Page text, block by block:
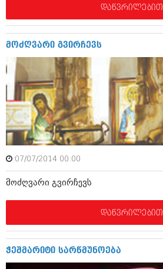
დეკემბერი 2017 (243)
სექტემბერი 2017 (261)
ივლისი 2017 (233)
ივნისი 2017 (265)
მაისი 2017 (216)
აპრილი 2017 (220)
მარტი 2017 (212)
თებერვალი 2017 (205)
იანვარი 2017 (246)
დეკემბერი 2016 (207)
ნოემბერი 2016 (207)
ოქტომბერი 2016 (257)
სექტემბერი 2016 (224)
ივნისი 2016 (221)
მაისი 2016 (261)
აპრილი 2016 (215)
მარტი 2016 (200)
თებერვალი 2016 (250)
დაწვრილებით
მოძღვარი გვირჩევს
07/07/2014 00:00
მოძღვარი გვირჩევს
დაწვრილებით
ჭეშმარიტი სარწმუნოება